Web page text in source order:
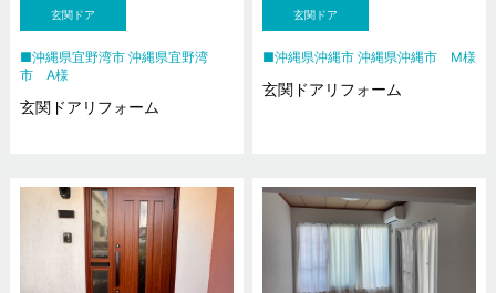
玄関ドア
沖縄県宜野湾市 沖縄県宜野湾
市 A様
玄関ドアリフォーム
玄関ドア
沖縄県沖縄市 沖縄県沖縄市 M様
玄関ドアリフォーム